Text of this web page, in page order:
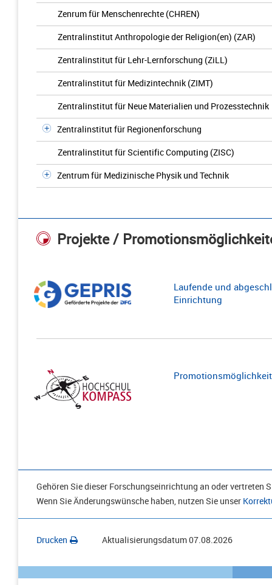
Zenrum für Menschenrechte (CHREN)
Zentralinstitut Anthropologie der Religion(en) (ZAR)
Zentralinstitut für Lehr-Lernforschung (ZiLL)
Zentralinstitut für Medizintechnik (ZIMT)
Zentralinstitut für Neue Materialien und Prozesstechnik
Zentralinstitut für Regionenforschung
Zentralinstitut für Scientific Computing (ZISC)
Zentrum für Medizinische Physik und Technik
Projekte /
Laufende und
Einrichtung
Gehören Sie dieser Forschungseinrichtung an oder vertreten
Wenn Sie Änderungswünsche haben, nutzen Sie unser
Drucken Aktualisierungsdatum07.08.2026